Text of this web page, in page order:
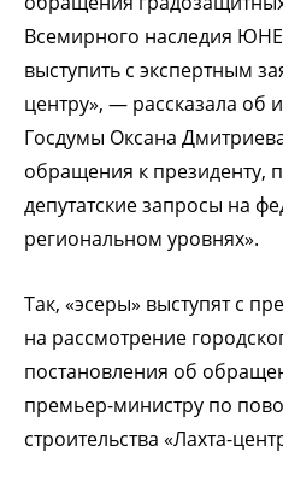
Всемирного наследия
выступить с экспертным
центру», — рассказала об
Госдумы Оксана
обращения к президенту,
депутатские запросы на
региональном уровнях».
Так, «эсеры» выступят с
на рассмотрение
постановления об
премьер-министру по
строительства «Лахта-